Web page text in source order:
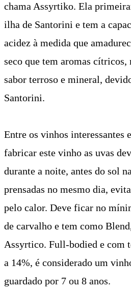
chama Assyrtiko. Ela
ilha de Santorini e tem a
acidez à medida que
seco que tem aromas cítricos,
sabor terroso e mineral,
Santorini.
Entre os vinhos interessantes
fabricar este vinho as uvas
durante a noite, antes do sol
prensadas no mesmo dia,
pelo calor. Deve ficar no
de carvalho e tem como
Assyrtico. Full-bodied e com
a 14%, é considerado um
guardado por 7 ou 8 anos.